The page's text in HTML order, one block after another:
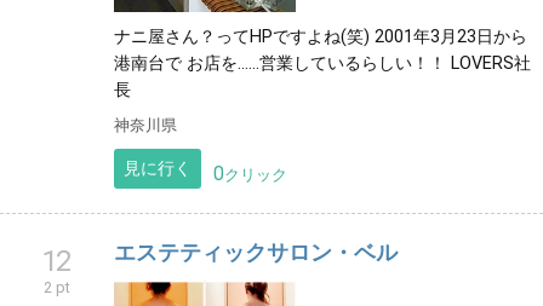
ナニ屋さん？ってHPですよね(笑) 2001年3月23日から
港南台で お店を……営業しているらしい！！ LOVERS社
長
神奈川県
見に行く 0クリック
12
2 pt
エステティックサロン・ベル